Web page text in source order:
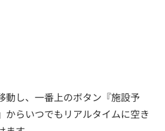
動し、一番上のボタン『施設予
からいつでもリアルタイムに空き